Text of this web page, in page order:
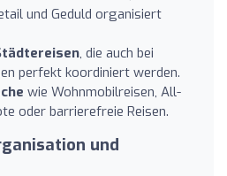
und Geduld organisiert
, die auch bei
perfekt koordiniert werden.
wie Wohnmobilreisen, All-
oder barrierefreie Reisen.
und